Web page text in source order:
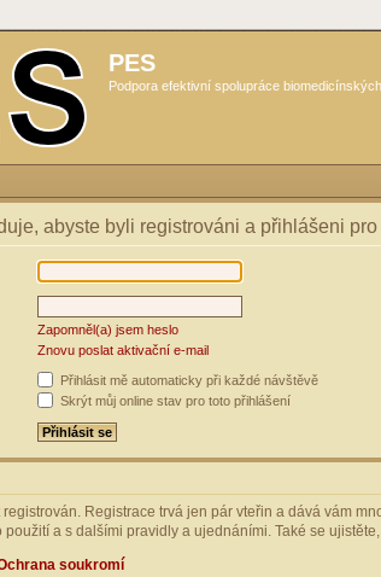
PES
Podpora efektivní spolupráce
abyste byli registrováni a přihlášeni
Zapomněl(a) jsem heslo
Znovu poslat aktivační e-mail
Přihlásit mě automaticky při každé návštěvě
Skrýt můj online stav pro toto přihlášení
Registrace trvá jen pár vteřin a dává vám
a s dalšími pravidly a ujednáními. Také se
soukromí